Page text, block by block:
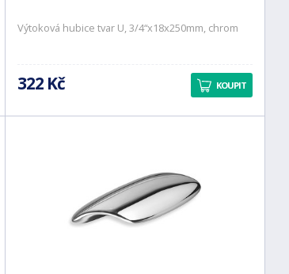
Výtoková hubice tvar U, 3/4“x18x250mm, chrom
322 Kč KOUPIT